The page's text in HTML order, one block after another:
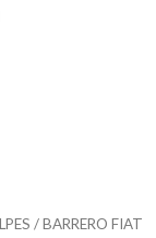
/ BARRERO FIAT